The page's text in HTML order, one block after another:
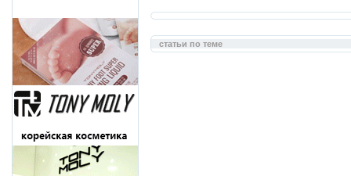
статьи по теме